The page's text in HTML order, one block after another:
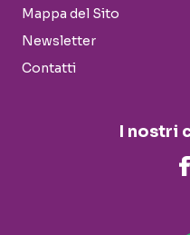
Mappa del Sito
Newsletter
Contatti
I nostri